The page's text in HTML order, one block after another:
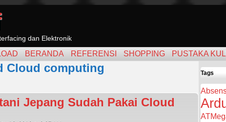
dan Elektronik
BERANDA REFERENSI SHOPPING PUSTAKA
Cloud computing
Jepang Sudah Pakai Cloud
Tags